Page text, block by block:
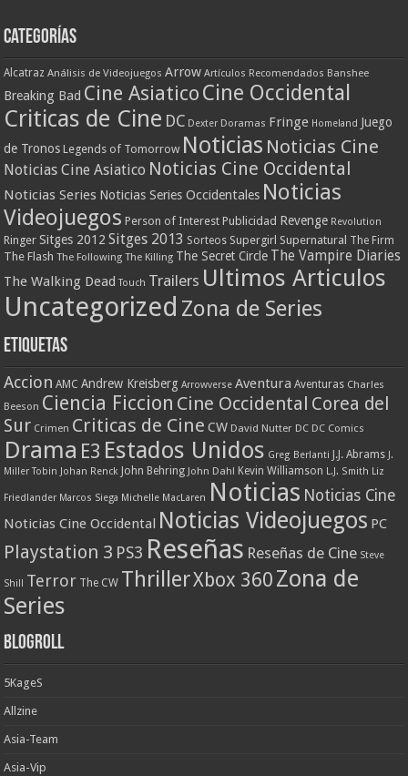
Categorías
Alcatraz Análisis de Videojuegos Arrow Artículos Recomendados Banshee
Breaking Bad Cine AsiaticoCine Occidental
Criticas de Cine DC Dexter Doramas Fringe Homeland Juego
de Tronos Legends of Tomorrow Noticias Noticias Cine
Noticias Cine Asiatico Noticias Cine Occidental
Noticias Series Noticias Series Occidentales Noticias
Videojuegos Person of Interest Publicidad Revenge Revolution
Ringer Sitges 2012 Sitges 2013 Sorteos Supergirl Supernatural The Firm
The Flash The Following The Killing The Secret Circle The Vampire Diaries
The Walking Dead Touch Trailers Ultimos Articulos
Uncategorized Zona de Series
Etiquetas
Accion AMC Andrew Kreisberg Arrowverse Aventura Aventuras Charles
Beeson Ciencia Ficcion Cine Occidental Corea del
Sur Crimen Criticas de Cine CW David Nutter DC DC Comics
Drama E3 Estados Unidos Greg Berlanti J.J. Abrams J.
Miller Tobin
Johan Renck John Behring John Dahl Kevin Williamson L.J. Smith Liz
Friedlander Marcos Siega Michelle MacLaren Noticias Noticias Cine
Noticias Cine Occidental Noticias Videojuegos PC
Playstation 3 PS3 Reseñas Reseñas de Cine Steve
Shill Terror The CW ThrillerXbox 360 Zona de
Series
Blogroll
5KageS
Allzine
Asia-Team
Asia-Vip